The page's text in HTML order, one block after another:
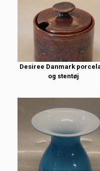
Desiree Danmark
og stentøj